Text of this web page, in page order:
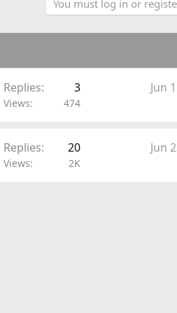
You must log in or
Replies 3
Views 474
Jun
Replies 20
Views 2K
Jun